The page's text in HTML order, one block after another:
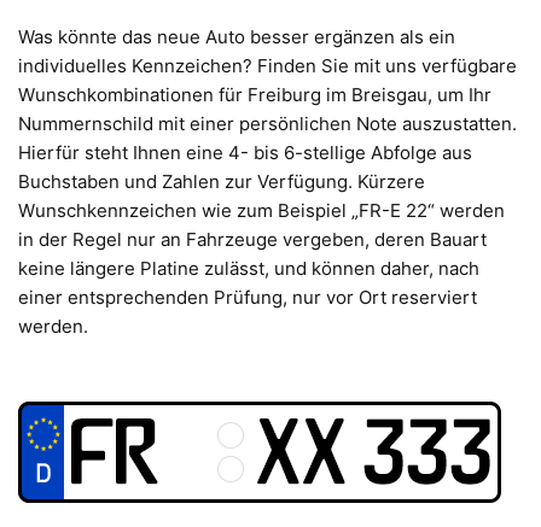
Was könnte das neue Auto besser ergänzen als ein
individuelles Kennzeichen? Finden Sie mit uns verfügbare
Wunschkombinationen für Freiburg im Breisgau, um Ihr
Nummernschild mit einer persönlichen Note auszustatten.
Hierfür steht Ihnen eine 4- bis 6-stellige Abfolge aus
Buchstaben und Zahlen zur Verfügung. Kürzere
Wunschkennzeichen wie zum Beispiel „FR-E 22“ werden
in der Regel nur an Fahrzeuge vergeben, deren Bauart
keine längere Platine zulässt, und können daher, nach
einer entsprechenden Prüfung, nur vor Ort reserviert
werden.